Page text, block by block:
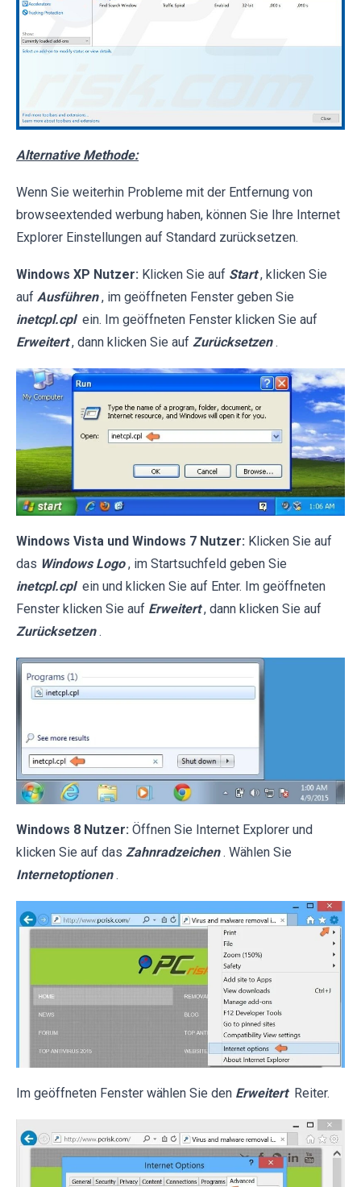
Alternative Methode:
Wenn Sie weiterhin Probleme mit der Entfernung von
browseextended werbung haben, können Sie Ihre Internet
Explorer Einstellungen auf Standard zurücksetzen.
Windows XP Nutzer: Klicken Sie auf Start , klicken Sie
auf Ausführen , im geöffneten Fenster geben Sie
inetcpl.cpl ein. Im geöffneten Fenster klicken Sie auf
Erweitert , dann klicken Sie auf Zurücksetzen .
Windows Vista und Windows 7 Nutzer: Klicken Sie auf
das Windows Logo , im Startsuchfeld geben Sie
inetcpl.cpl ein und klicken Sie auf Enter. Im geöffneten
Fenster klicken Sie auf Erweitert , dann klicken Sie auf
Zurücksetzen .
Windows 8 Nutzer: Öffnen Sie Internet Explorer und
klicken Sie auf das Zahnradzeichen . Wählen Sie
Internetoptionen .
Im geöffneten Fenster wählen Sie den Erweitert Reiter.